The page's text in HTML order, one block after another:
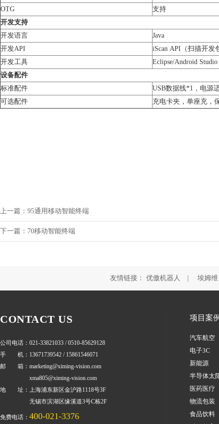
OTG
支持
开发支持
开发语言
Java
开发API
iScan API（扫描开发
开发工具
Eclipse/Android Studio
设备配件
标准配件
USB数据线*1，电源
可选配件
充电卡夹，单座充，
上一篇：95通用移动智能终端
下一篇：70移动智能终端
友情链接： 优傲机器人 埃姆维
CONTACT US
公司电话：021-33821033 / 0510-85629128
手 机：13671739542 / 15861546071
邮 箱：marketing@ximing-vision.com
xma805@ximing-vision.com
地 址：上海浦东新区金沪路1118号3F
无锡市滨湖区缘溪道3号C栋2F
免费电话： 400-021-3376
项目案
汽车航空
电子3C
新能源
半导体太
医药医疗
物流包装
食品饮料